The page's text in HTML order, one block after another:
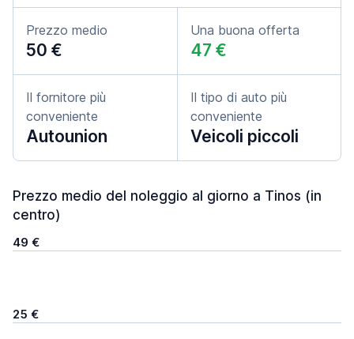
Prezzo medio
50 €
Una buona offerta
47 €
Il fornitore più
conveniente
Autounion
Il tipo di auto più
conveniente
Veicoli piccoli
Prezzo medio del noleggio al giorno a Tinos (in
centro)
49 €
25 €